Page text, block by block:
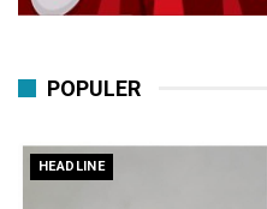
POPULER
HEADLINE